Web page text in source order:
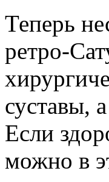
Теперь
ретро-
суставы,
Если
можно в